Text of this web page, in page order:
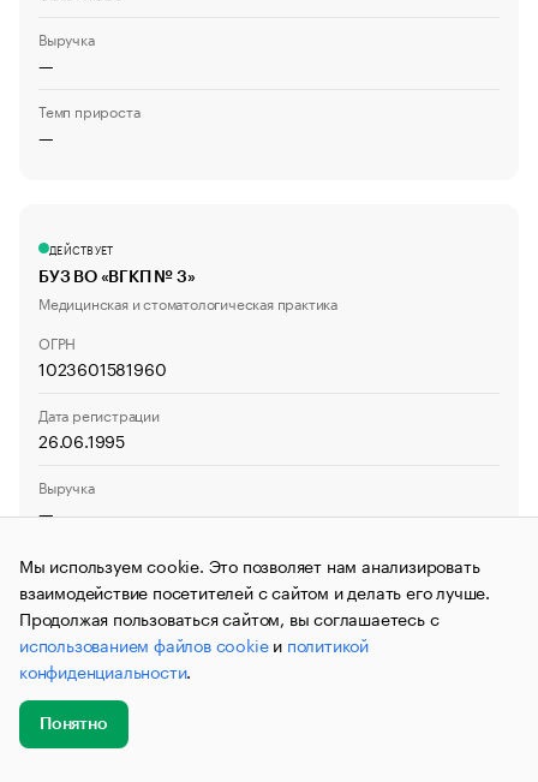
Выручка
—
Темп прироста
—
ДЕЙСТВУЕТ
БУЗ ВО «ВГКП № 3»
Медицинская и стоматологическая практика
ОГРН
1023601581960
Дата регистрации
26.06.1995
Выручка
—
ДЕЙСТВУЕТ
ГУЗ "Липецкая областная станция переливания крови",
ГУЗ "ЛОСПК"
Мы используем cookie. Это позволяет нам анализировать
взаимодействие посетителей с сайтом и делать его лучше.
Продолжая пользоваться сайтом, вы соглашаетесь с
использованием файлов cookieи политикой
конфиденциальности.
Понятно